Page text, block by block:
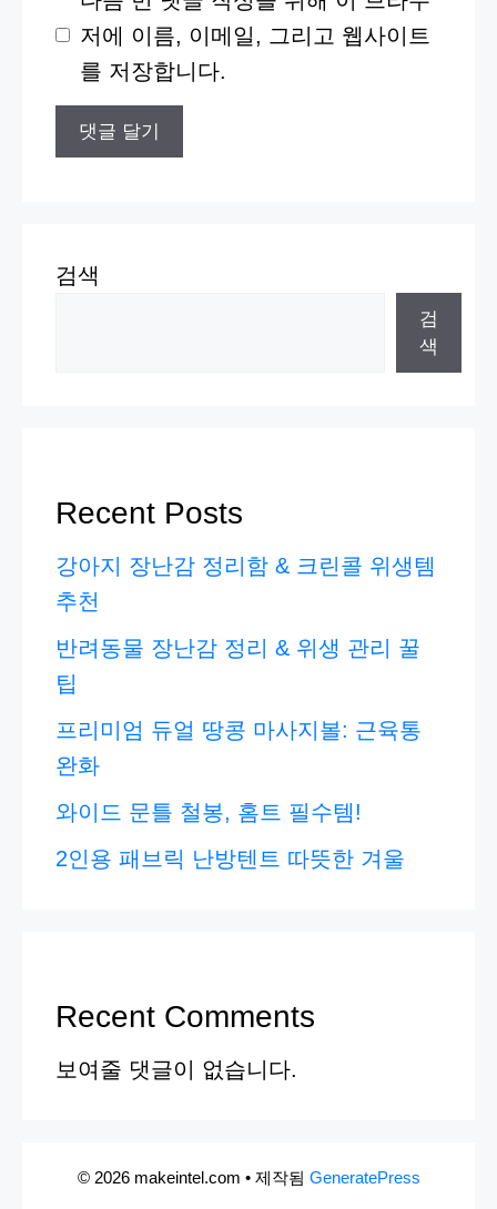
트 저에 이름, 이메일, 그리고 웹사이트
를 저장합니다.
검색
검
색
Recent Posts
강아지 장난감 정리함 & 크린콜 위생템
추천
반려동물 장난감 정리 & 위생 관리 꿀
팁
프리미엄 듀얼 땅콩 마사지볼: 근육통
완화
와이드 문틀 철봉, 홈트 필수템!
2인용 패브릭 난방텐트 따뜻한 겨울
Recent Comments
보여줄 댓글이 없습니다.
© 2026 makeintel.com • 제작됨 GeneratePress